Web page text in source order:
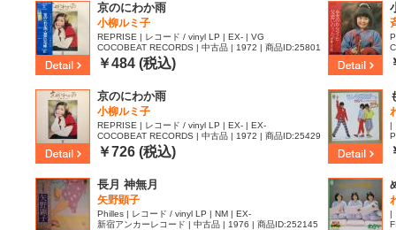
京のにわか雨
小柳ルミ子
REPRISE | レコード / vinyl LP | EX- | VG
COCOBEAT RECORDS | 中古品 | 1972 | 商品ID:25801
80
￥484 (税込)
京のにわか雨
小柳ルミ子
REPRISE | レコード / vinyl LP | EX- | EX-
COCOBEAT RECORDS | 中古品 | 1972 | 商品ID:25429
16
￥726 (税込)
|
長月 神無月
矢野顕子
Philles | レコード / vinyl LP | NM | EX-
新宿アンカーレコード | 中古品 | 1976 | 商品ID:252145
|